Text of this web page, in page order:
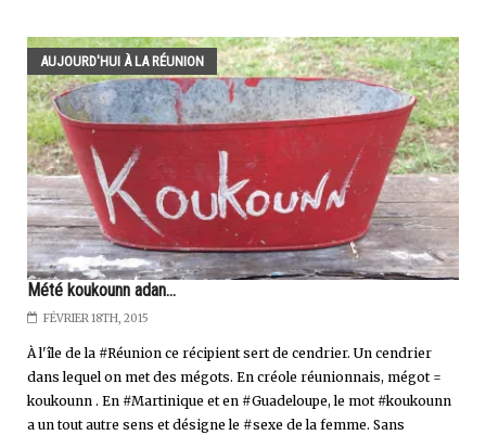
AUJOURD'HUI À LA RÉUNION
Mété koukounn adan...
FÉVRIER 18TH, 2015
À l'île de la #Réunion ce récipient sert de cendrier. Un cendrier
dans lequel on met des mégots. En créole réunionnais, mégot =
koukounn . En #Martinique et en #Guadeloupe, le mot #koukounn
a un tout autre sens et désigne le #sexe de la femme. Sans